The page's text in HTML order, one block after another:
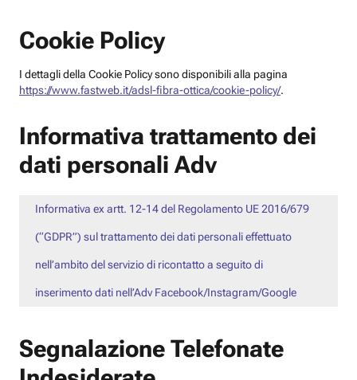
Cookie Policy
I dettagli della Cookie Policy sono disponibili alla pagina
https://www.fastweb.it/adsl-fibra-ottica/cookie-policy/.
Informativa trattamento dei
dati personali Adv
Informativa ex artt. 12-14 del Regolamento UE 2016/679
(“GDPR”) sul trattamento dei dati personali effettuato
nell’ambito del servizio di ricontatto a seguito di
inserimento dati nell’Adv Facebook/Instagram/Google
Segnalazione Telefonate